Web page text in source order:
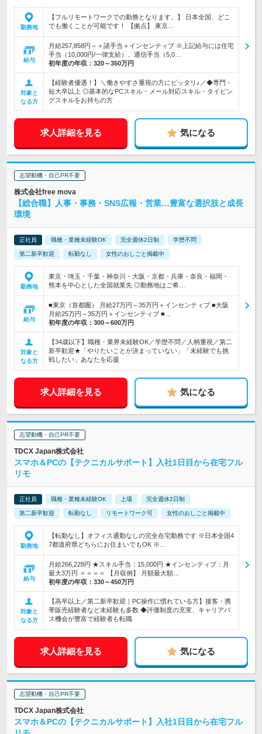
勤務地
【フルリモートワークでの勤務となります。】 日本全国、どこ
でも働くことが可能です！ 【拠点】 東京…
給与
月給257,858円～＋諸手当＋インセンティブ ※上記給与には住宅
手当（10,000円/一律支給）、通信手当（5,0…
初年度の年収： 320～350万円
対象と
なる方
【経験者優遇！】＼働きやすさ重視の方にピッタリ♪／◆専門・
短大卒以上 ◎基本的なPCスキル・メール対応スキル・タイピン
グスキルをお持ちの方
求人詳細を見る 気になる
志望動機・自己PR不要
株式会社free mova
【総合職】人事・事務・SNS広報・営業…豊富な選択肢と成長
環境
正社員 職種・業種未経験OK 完全週休2日制 学歴不問
第二新卒歓迎 転勤なし 女性のおしごと掲載中
勤務地
東京・埼玉・千葉・神奈川・大阪・京都・兵庫・奈良・福岡・
熊本を中心とした全国就業先 ◎勤務地はご希…
給与
■東京（首都圏） 月給27万円～35万円＋インセンティブ ■大阪
月給25万円～35万円＋インセンティブ ■…
初年度の年収： 300～600万円
対象と
なる方
【34歳以下】職種・業界未経験OK／学歴不問／人柄重視／第二
新卒歓迎★「やりたいことが決まっていない」「未経験でも挑
戦したい」あなたを応援
求人詳細を見る 気になる
志望動機・自己PR不要
TDCX Japan株式会社
スマホ＆PCの【テクニカルサポート】入社1日目から在宅フル
リモ
正社員 職種・業種未経験OK 上場 完全週休2日制
第二新卒歓迎 転勤なし リモートワーク可 女性のおしごと掲載中
勤務地
【転勤なし】オフィス通勤なしの完全在宅勤務です ※日本全国4
7都道府県どちらにお住まいでもOK ※…
給与
月給266,228円 ★スキル手当：15,000円 ★インセンティブ：月
最大3万円 ＝＝＝＝ 【月収例】 月額最大額…
初年度の年収： 330～450万円
対象と
なる方
【高卒以上／第二新卒歓迎｜PC操作に慣れている方】接客・携
帯販売経験者など未経験も多数 ◆評価制度の充実、キャリアパ
ス機会が豊富で経験者も転職
求人詳細を見る 気になる
志望動機・自己PR不要
TDCX Japan株式会社
スマホ＆PCの【テクニカルサポート】入社1日目から在宅フル